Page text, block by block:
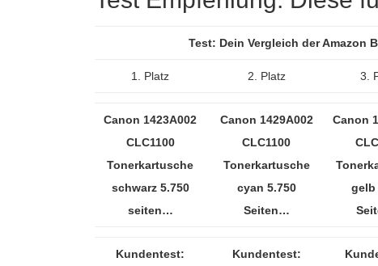
Test: Dein Vergleich der Amazon
1. Platz 2. Platz 3.
Canon 1423A002
CLC1100
Tonerkartusche
schwarz 5.750
seiten…
Canon 1429A002
CLC1100
Tonerkartusche
cyan 5.750
Seiten…
Canon
gelb
Kundentest:
Kundentest: